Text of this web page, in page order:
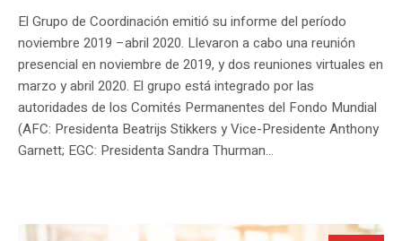
El Grupo de Coordinación emitió su informe del período
noviembre 2019 –abril 2020. Llevaron a cabo una reunión
presencial en noviembre de 2019, y dos reuniones virtuales en
marzo y abril 2020. El grupo está integrado por las
autoridades de los Comités Permanentes del Fondo Mundial
(AFC: Presidenta Beatrijs Stikkers y Vice-Presidente Anthony
Garnett; EGC: Presidenta Sandra Thurman...